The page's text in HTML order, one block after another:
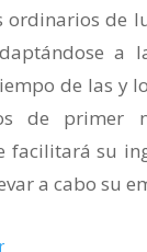
ordinarios de
a
de las y
de primer
facilitará su
a cabo su